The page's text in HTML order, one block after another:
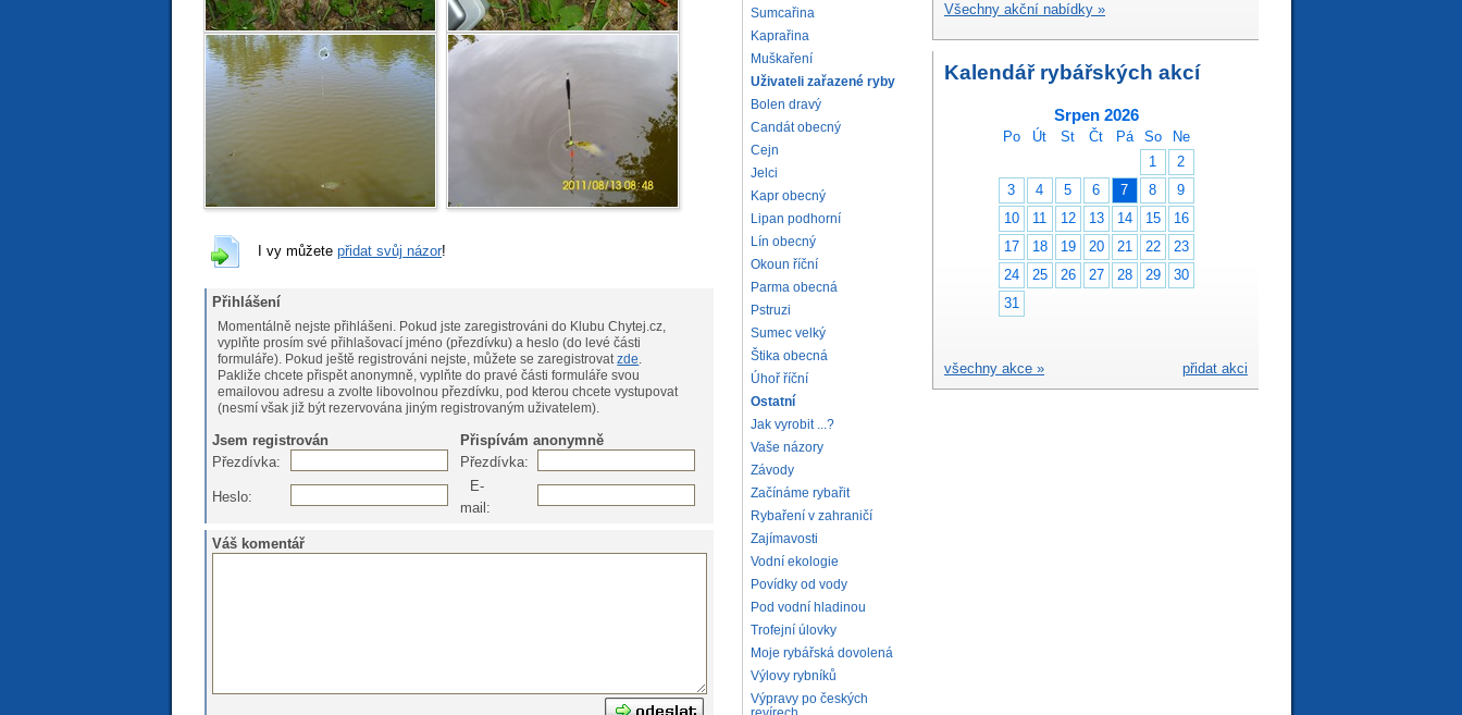
I vy můžete přidat svůj názor!
Přihlášení
Momentálně nejste přihlášeni. Pokud jste zaregistrováni do Klubu Chytej.cz,
vyplňte prosím své přihlašovací jméno (přezdívku) a heslo (do levé části
formuláře). Pokud ještě registrováni nejste, můžete se zaregistrovatzde.
Pakliže chcete přispět anonymně, vyplňte do pravé části formuláře svou
emailovou adresu a zvolte libovolnou přezdívku, pod kterou chcete vystupovat
(nesmí však již být rezervována jiným registrovaným uživatelem).
Jsem registrován
Přispívám anonymně
Přezdívka:
Přezdívka:
Heslo:
E-
mail:
Váš komentář
Sumcařina
Kaprařina
Muškaření
Uživateli zařazené ryby
Bolen dravý
Candát obecný
Cejn
Jelci
Kapr obecný
Lipan podhorní
Lín obecný
Okoun říční
Parma obecná
Pstruzi
Sumec velký
Štika obecná
Úhoř říční
Ostatní
Jak vyrobit ...?
Vaše názory
Závody
Začínáme rybařit
Rybaření v zahraničí
Zajímavosti
Vodní ekologie
Povídky od vody
Pod vodní hladinou
Trofejní úlovky
Moje rybářská dovolená
Výlovy rybníků
Výpravy po českých
Všechny akční nabídky »
Kalendář rybářských akcí
Srpen 2026
Po Út St Čt Pá So
Ne
1
2
3
4 5 6 7 8
9
10
11 12 13 14 15
16
17
18 19 20 21 22
23
24
25 26 27 28 29
30
31
přidat akci
všechny akce »